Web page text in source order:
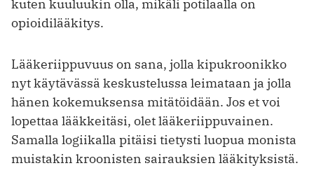
kuten kuuluukin olla, mikäli potilaalla on
opioidilääkitys.
Lääkeriippuvuus on sana, jolla kipukroonikko
nyt käytävässä keskustelussa leimataan ja jolla
hänen kokemuksensa mitätöidään. Jos et voi
lopettaa lääkkeitäsi, olet lääkeriippuvainen.
Samalla logiikalla pitäisi tietysti luopua monista
muistakin kroonisten sairauksien lääkityksistä.